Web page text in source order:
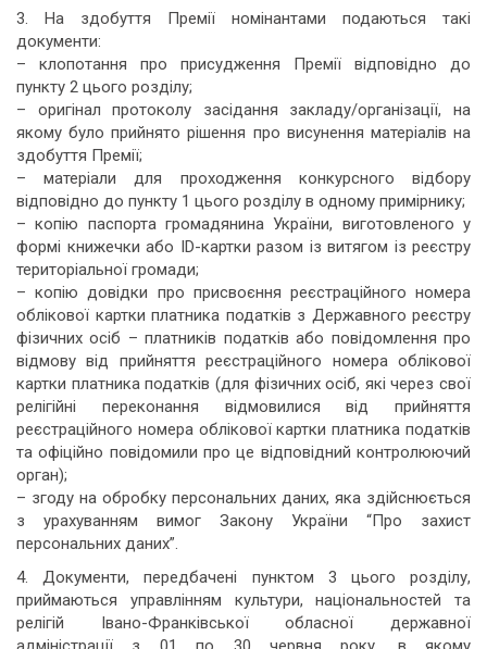
3. На здобуття Премії номінантами подаються такі
документи:
– клопотання про присудження Премії відповідно до
пункту 2 цього розділу;
– оригінал протоколу засідання закладу/організації, на
якому було прийнято рішення про висунення матеріалів на
здобуття Премії;
– матеріали для проходження конкурсного відбору
відповідно до пункту 1 цього розділу в одному примірнику;
– копію паспорта громадянина України, виготовленого у
формі книжечки або ID-картки разом із витягом із реєстру
територіальної громади;
– копію довідки про присвоєння реєстраційного номера
облікової картки платника податків з Державного реєстру
фізичних осіб – платників податків або повідомлення про
відмову від прийняття реєстраційного номера облікової
картки платника податків (для фізичних осіб, які через свої
релігійні переконання відмовилися від прийняття
реєстраційного номера облікової картки платника податків
та офіційно повідомили про це відповідний контролюючий
орган);
– згоду на обробку персональних даних, яка здійснюється
з урахуванням вимог Закону України “Про захист
персональних даних”.
4. Документи, передбачені пунктом 3 цього розділу,
приймаються управлінням культури, національностей та
релігій Івано-Франківської обласної державної